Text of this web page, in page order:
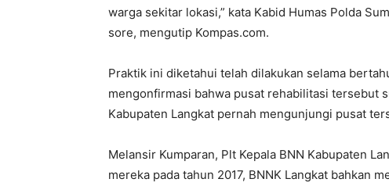
warga sekitar lokasi,” kata Kabid Humas Polda
sore, mengutip Kompas.com.
Praktik ini diketahui telah dilakukan selama
mengonfirmasi bahwa pusat rehabilitasi tersebut
Kabupaten Langkat pernah mengunjungi pusat
Melansir Kumparan, Plt Kepala BNN Kabupaten
mereka pada tahun 2017, BNNK Langkat bahkan